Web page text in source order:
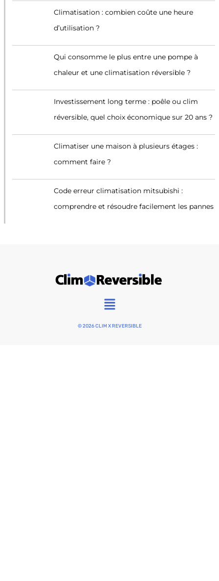
Climatisation : combien coûte une heure
d’utilisation ?
Qui consomme le plus entre une pompe à
chaleur et une climatisation réversible ?
Investissement long terme : poêle ou clim
réversible, quel choix économique sur 20 ans ?
Climatiser une maison à plusieurs étages :
comment faire ?
Code erreur climatisation mitsubishi :
comprendre et résoudre facilement les pannes
Main
Menu
© 2026 CLIM X REVERSIBLE